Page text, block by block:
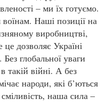
– ми їх готуємо.
Наші позиції на
виробництві,
дозволяє Україні
глобальної уваги
війні. А без
народи, які б’ються
наша сила –